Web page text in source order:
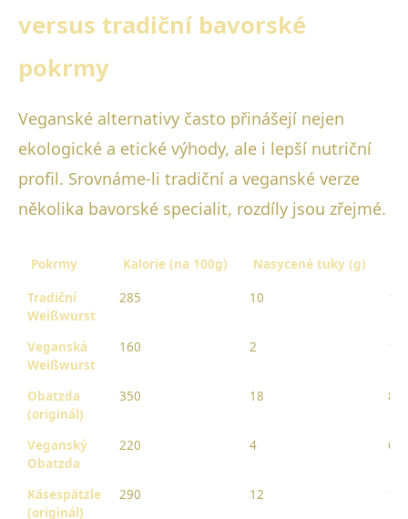
versus tradiční bavorské
pokrmy
Veganské alternativy často přinášejí nejen
ekologické a etické výhody, ale i lepší nutriční
profil. Srovnáme-li tradiční a veganské verze
několika bavorské specialit, rozdíly jsou zřejmé.
Pokrmy Kalorie (na 100g) Nasycené tuky (g)
Tradiční
Weißwurst
285 10 12
Veganská
Weißwurst
160 2 14
Obatzda
(originál)
350 18 8
Veganský
Obatzda
220 4 6
Käsespätzle
(originál)
290 12 10